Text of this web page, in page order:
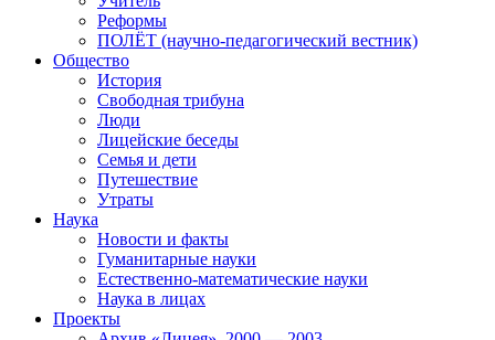
Реформы
ПОЛЁТ (научно-педагогический вестник)
Общество
История
Свободная трибуна
Люди
Лицейские беседы
Семья и дети
Путешествие
Утраты
Наука
Новости и факты
Гуманитарные науки
Естественно-математические науки
Наука в лицах
Проекты